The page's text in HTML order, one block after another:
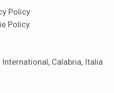
Policy
Policy
Calabria, Italia